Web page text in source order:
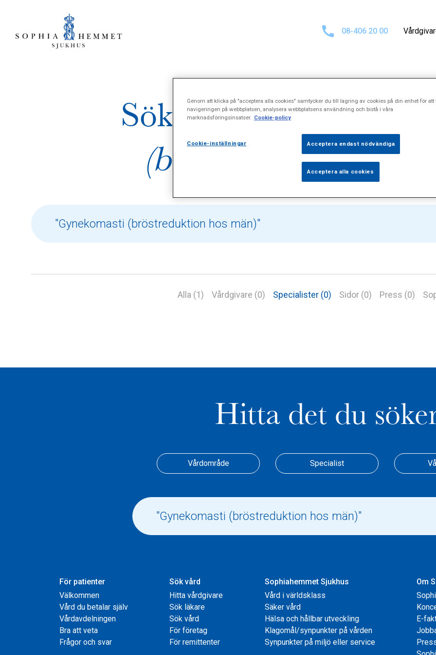
08-406 20 00
Sökresultat för
(bröstreduktion hos
Alla (1) Vårdgivare (0) Specialister (0) Sidor (0) Press (0)
Hitta det du
Vårdområde Specialist
För patienter
Välkommen
Vård du betalar själv
Vårdavdelningen
Bra att veta
Frågor och svar
Sök vård
Hitta vårdgivare
Sök läkare
Sök vård
För företag
För remittenter
Sophiahemmet Sjukhus
Vård i världsklass
Säker vård
Hälsa och hållbar utveckling
Klagomål/synpunkter på vården
Synpunkter på miljö eller service
Om
E-
Genom att klicka på "acceptera alla cookies" samtycker du till lagring av cookies på din enhet för att
navigeringen på webbplatsen, analysera webbplatsens användning och bistå i våra
marknadsföringsinsatser. Cookie-policy
Cookie-inställningar Acceptera endast nödvändiga
Acceptera alla cookies